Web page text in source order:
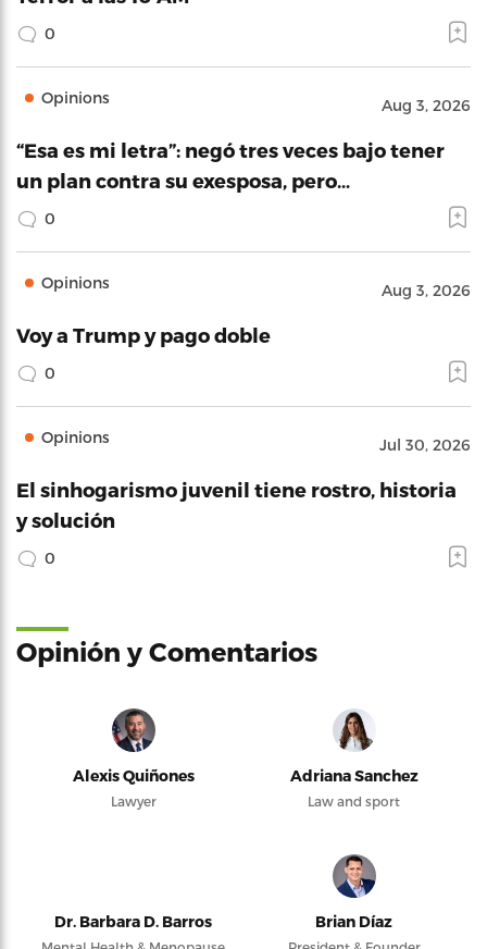
0
Opinions Aug 3, 2026
“Esa es mi letra”: negó tres veces bajo tener
un plan contra su exesposa, pero…
0
Opinions Aug 3, 2026
Voy a Trump y pago doble
0
Opinions Jul 30, 2026
El sinhogarismo juvenil tiene rostro, historia
y solución
0
Opinión y Comentarios
Alexis Quiñones
Lawyer
Adriana Sanchez
Law and sport
Dr. Barbara D. Barros Brian Díaz